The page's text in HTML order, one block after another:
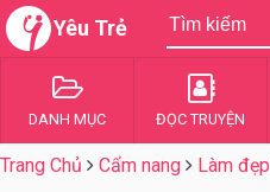
Yêu Trẻ
DANH MỤC ĐỌC TRUYỆN
Trang Chủ Cẩm nang Làm đẹp